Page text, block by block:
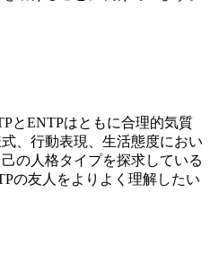
とENTPはともに合理的気質
、行動表現、生活態度におい
の人格タイプを探求している
の友人をよりよく理解したい